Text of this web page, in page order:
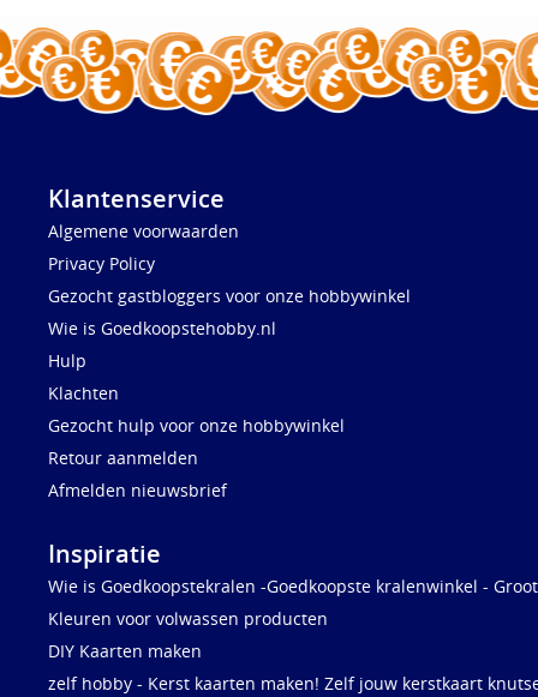
Klantenservice
Algemene voorwaarden
Privacy Policy
Gezocht gastbloggers voor onze hobbywinkel
Wie is Goedkoopstehobby.nl
Hulp
Klachten
Gezocht hulp voor onze hobbywinkel
Retour aanmelden
Afmelden nieuwsbrief
Inspiratie
Wie is Goedkoopstekralen -Goedkoopste kralenwinkel -
Kleuren voor volwassen producten
DIY Kaarten maken
zelf hobby - Kerst kaarten maken! Zelf jouw kerstkaart